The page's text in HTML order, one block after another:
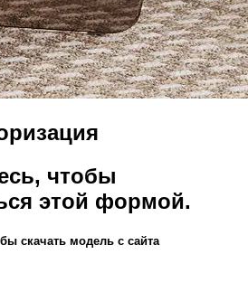
чтобы
этой формой.
скачать модель с сайта